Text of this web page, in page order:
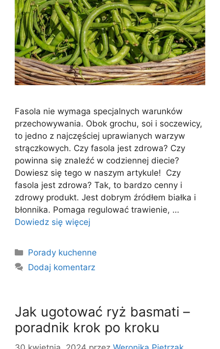
Fasola nie wymaga specjalnych warunków
przechowywania. Obok grochu, soi i soczewicy,
to jedno z najczęściej uprawianych warzyw
strączkowych. Czy fasola jest zdrowa? Czy
powinna się znaleźć w codziennej diecie?
Dowiesz się tego w naszym artykule! Czy
fasola jest zdrowa? Tak, to bardzo cenny i
zdrowy produkt. Jest dobrym źródłem białka i
błonnika. Pomaga regulować trawienie, …
Dowiedz się więcej
Kategorie
Porady kuchenne
Dodaj komentarz
Jak ugotować ryż basmati –
poradnik krok po kroku